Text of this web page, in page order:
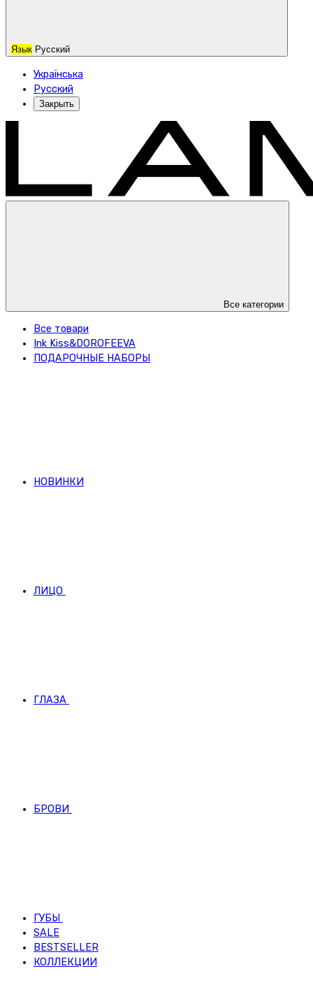
Язык Русский
Українська
Русский
Закрыть
Все категории
Все товари
Ink Kiss&DOROFEEVA
ПОДАРОЧНЫЕ НАБОРЫ
НОВИНКИ
ЛИЦО
ГЛАЗА
БРОВИ
ГУБЫ
SALE
BESTSELLER
КОЛЛЕКЦИИ